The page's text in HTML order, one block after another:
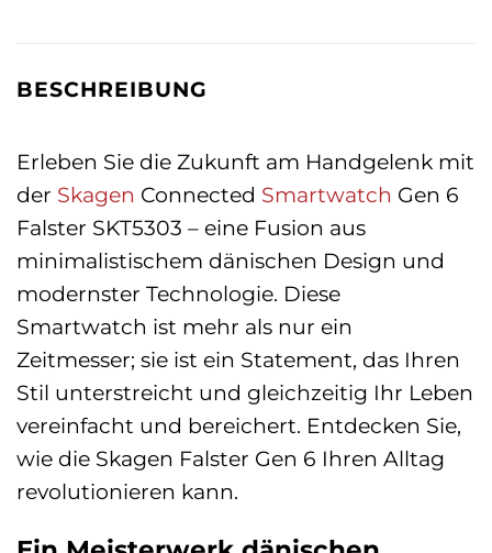
BESCHREIBUNG
Erleben Sie die Zukunft am Handgelenk mit
der Skagen Connected Smartwatch Gen 6
Falster SKT5303 – eine Fusion aus
minimalistischem dänischen Design und
modernster Technologie. Diese
Smartwatch ist mehr als nur ein
Zeitmesser; sie ist ein Statement, das Ihren
Stil unterstreicht und gleichzeitig Ihr Leben
vereinfacht und bereichert. Entdecken Sie,
wie die Skagen Falster Gen 6 Ihren Alltag
revolutionieren kann.